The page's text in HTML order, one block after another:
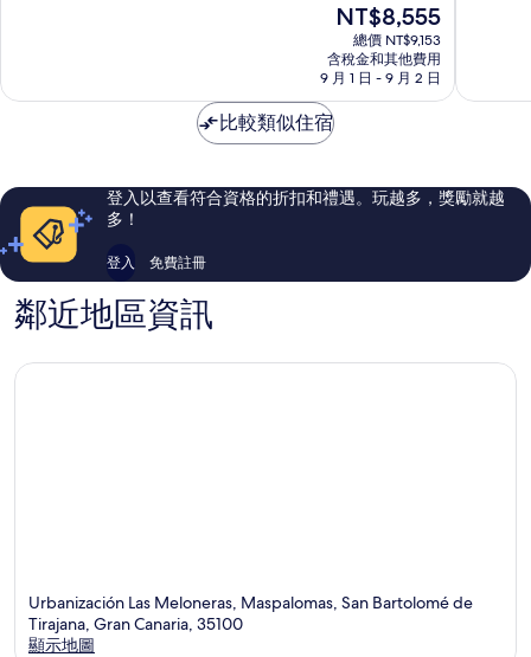
馬
棒
評
論
現
價
格
為
NT$8,555
總價 NT$9,153
含稅金和其他費用
9 月 1 日 - 9 月 2 日
村
中
心
棒
評
論
比較類似住宿
登入以查看符合資格的折扣和禮遇。玩越多，獎勵就越
多！
登入 免費註冊
鄰近地區資訊
Urbanización Las Meloneras, Maspalomas, San Bartolomé de
Tirajana, Gran Canaria, 35100
顯示地圖